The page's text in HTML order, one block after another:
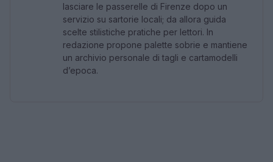
lasciare le passerelle di Firenze dopo un
servizio su sartorie locali; da allora guida
scelte stilistiche pratiche per lettori. In
redazione propone palette sobrie e mantiene
un archivio personale di tagli e cartamodelli
d’epoca.